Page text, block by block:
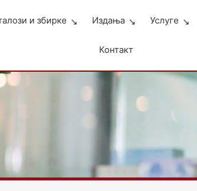
и збирке Издања Услуге
Контакт